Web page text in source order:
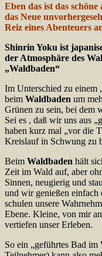
Eben das ist das
das Neue
Reiz eines Abenteuers
Shinrin Yoku ist
der Atmosphäre des
„Waldbaden“
Im Unterschied zu einem
beim Waldbaden um
Grünen zu sein, bei dem
Sei es , daß wir uns aus
haben kurz mal „vor die
Kreislauf in Schwung zu
Beim Waldbaden hält
Zeit im Wald auf, aber
Sinnen, neugierig und
und wir genießen einfach
schulen unsere
Ebene. Kleine, von mir
vertiefen unser Erleben.
So ein „geführtes Bad